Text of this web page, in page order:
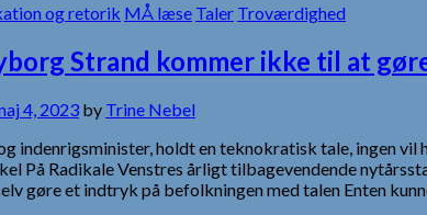
og retorik MÅ læse Taler Troværdighed
Strand kommer ikke til at
4, 2023 by Trine Nebel
indenrigsminister, holdt en teknokratisk tale, ingen
På Radikale Venstres årligt tilbagevendende
gøre et indtryk på befolkningen med talen Enten